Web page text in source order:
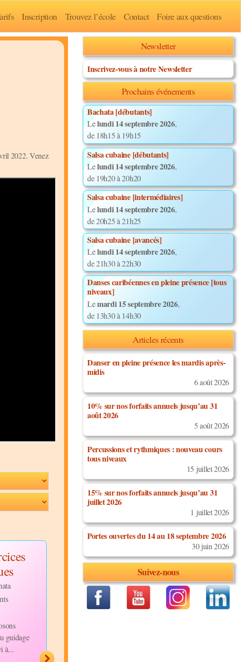
Inscription Trouvez l’école Contact Foire aux questions
2022. Venez
guidage
à...
Danse Afro-
Fusion avec Tebby
Discipline:Danses
Niveau:Tous Niveaux
Ambiance
pendant les
Discipline:Bachata
Niveau: Débutants
Description:
Newsletter
Inscrivez-vous à notre Newsletter
Prochains événements
Bachata [débutants]
Lelundi 14 septembre 2026,
de 18h15 à 19h15
Salsa cubaine [débutants]
Lelundi 14 septembre 2026,
de 19h20 à 20h20
Salsa cubaine [intermédiaires]
Lelundi 14 septembre 2026,
de 20h25 à 21h25
Salsa cubaine [avancés]
Lelundi 14 septembre 2026,
de 21h30 à 22h30
Danses caribéennes en pleine présence [tous
niveaux]
Lemardi 15 septembre 2026,
de 13h30 à 14h30
Articles récents
Danser en pleine présence les mardis après-
midis
6 août 2026
10% sur nos forfaits annuels jusqu’au 31
août 2026
5 août 2026
Percussions et rythmiques : nouveau cours
tous niveaux
15 juillet 2026
15% sur nos forfaits annuels jusqu’au 31
juillet 2026
1 juillet 2026
Portes ouvertes du 14 au 18 septembre 2026
30 juin 2026
Suivez-nous